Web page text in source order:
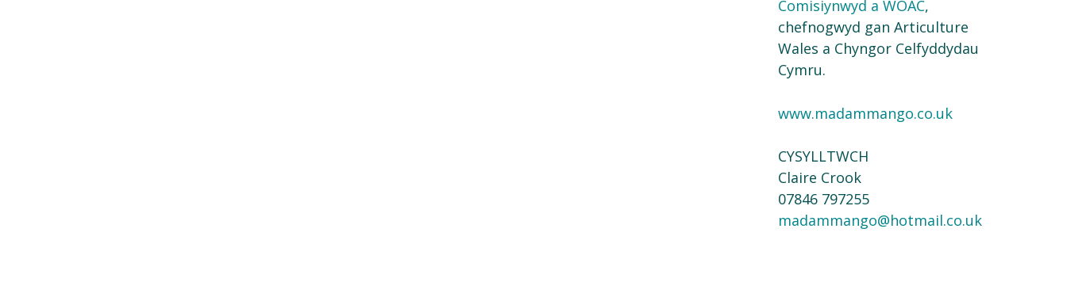
Comisiynwyd a WOAC,
chefnogwyd gan Articulture
Wales a Chyngor Celfyddydau
Cymru.
www.madammango.co.uk
CYSYLLTWCH
Claire Crook
07846 797255
madammango@hotmail.co.uk